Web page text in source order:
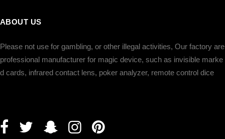
ABOUT US
Please not use for gambling, or other illegal activities, Our factory are
professional manufacturer for magic device, such as invisible marke
d cards, infrared contact lens, poker analyzer, remote control dice